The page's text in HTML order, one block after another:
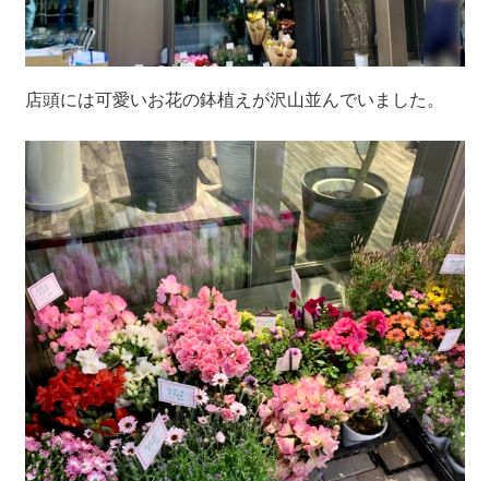
店頭には可愛いお花の鉢植えが沢山並んでいました。